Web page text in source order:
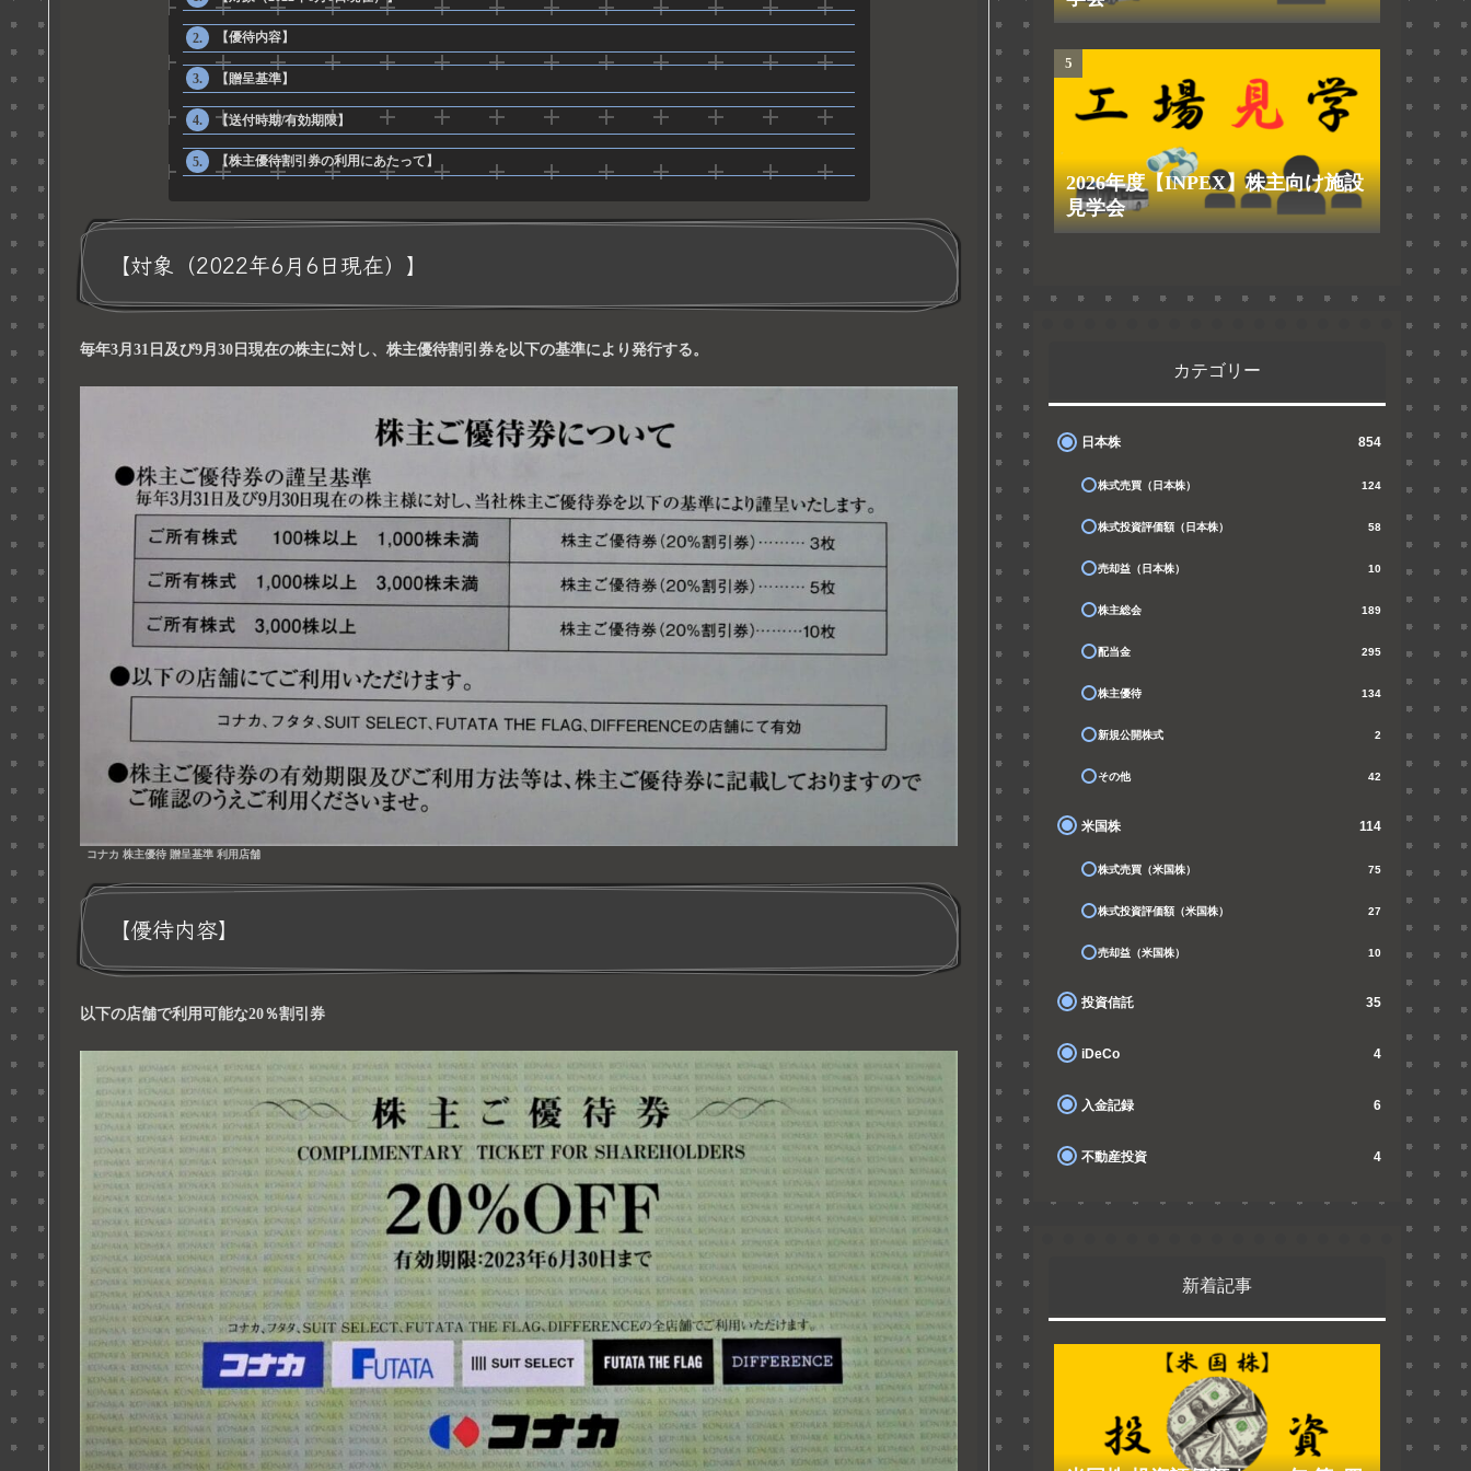
【優待内容】
【贈呈基準】
【送付時期/有効期限】
【株主優待割引券の利用にあたって】
【対象（2022年6月6日現在）】
毎年3月31日及び9月30日現在の株主に対し、株主優待割引券を以下の基準により発行する。
コナカ 株主優待 贈呈基準 利用店舗
【優待内容】
以下の店舗で利用可能な20％割引券
2026年度【INPEX】株主向け施設
見学会
カテゴリー
日本株 854
株式売買（日本株） 124
株式投資評価額（日本株） 58
売却益（日本株） 10
株主総会 189
配当金 295
株主優待 134
新規公開株式 2
その他 42
米国株 114
株式売買（米国株） 75
株式投資評価額（米国株） 27
売却益（米国株） 10
投資信託 35
iDeCo 4
入金記録 6
不動産投資 4
新着記事